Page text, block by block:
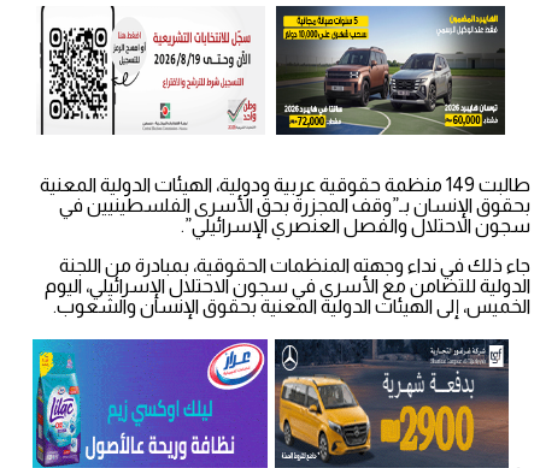
طالبت 149 منظمة حقوقية عربية ودولية، الهيئات الدولية المعنية
بحقوق الإنسان بـ”وقف المجزرة بحق الأسرى الفلسطينيين في
سجون الاحتلال والفصل العنصري الإسرائيلي”.
جاء ذلك في نداء وجهته المنظمات الحقوقية، بمبادرة من اللجنة
الدولية للتضامن مع الأسرى في سجون الاحتلال الإسرائيلي، اليوم
الخميس، إلى الهيئات الدولية المعنية بحقوق الإنسان والشعوب.